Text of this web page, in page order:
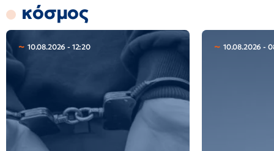
κόσμος
10.08.2026 - 12:20 10.08.2026 -